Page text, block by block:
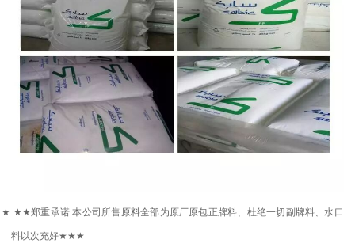
★ ★★郑重承诺:本公司所售原料全部为原厂原包正牌料、杜绝一切副牌料、水口
料以次充好★★★